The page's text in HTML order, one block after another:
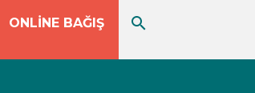
ONLINE BAĞIŞ